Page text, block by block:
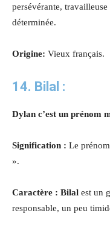
persévérante,
déterminée.
Origine: Vieux français.
14. Bilal :
Dylan c’est un prénom
Signification : Le prénom
».
Caractère : Bilal est un
responsable, un peu